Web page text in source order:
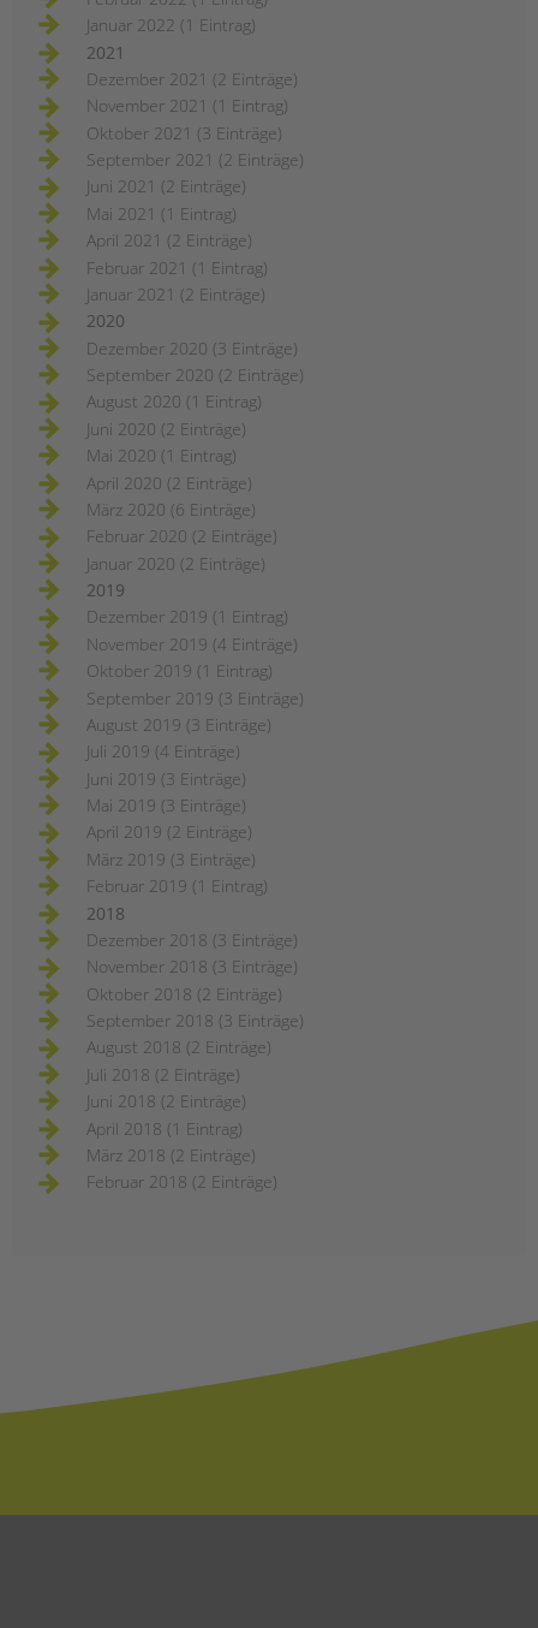
Januar 2022 (1 Eintrag)
2021
Dezember 2021 (2 Einträge)
November 2021 (1 Eintrag)
Oktober 2021 (3 Einträge)
September 2021 (2 Einträge)
Juni 2021 (2 Einträge)
Mai 2021 (1 Eintrag)
April 2021 (2 Einträge)
Februar 2021 (1 Eintrag)
Januar 2021 (2 Einträge)
2020
Dezember 2020 (3 Einträge)
September 2020 (2 Einträge)
August 2020 (1 Eintrag)
Juni 2020 (2 Einträge)
Mai 2020 (1 Eintrag)
April 2020 (2 Einträge)
März 2020 (6 Einträge)
Februar 2020 (2 Einträge)
Januar 2020 (2 Einträge)
2019
Dezember 2019 (1 Eintrag)
November 2019 (4 Einträge)
Oktober 2019 (1 Eintrag)
September 2019 (3 Einträge)
August 2019 (3 Einträge)
Juli 2019 (4 Einträge)
Juni 2019 (3 Einträge)
Mai 2019 (3 Einträge)
April 2019 (2 Einträge)
März 2019 (3 Einträge)
Februar 2019 (1 Eintrag)
2018
Dezember 2018 (3 Einträge)
November 2018 (3 Einträge)
Oktober 2018 (2 Einträge)
September 2018 (3 Einträge)
August 2018 (2 Einträge)
Juli 2018 (2 Einträge)
Juni 2018 (2 Einträge)
April 2018 (1 Eintrag)
März 2018 (2 Einträge)
Februar 2018 (2 Einträge)